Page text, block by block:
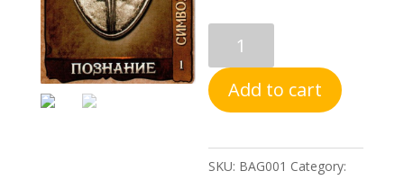
Познание
№1
quantity
Add to cart
SKU: BAG001 Category: